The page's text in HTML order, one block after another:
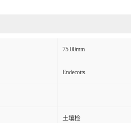
75.00mm
Endecotts
土壤检